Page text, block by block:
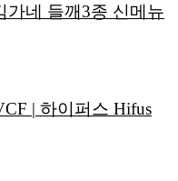
가네 들깨3종 신메뉴
| 하이퍼스 Hifus